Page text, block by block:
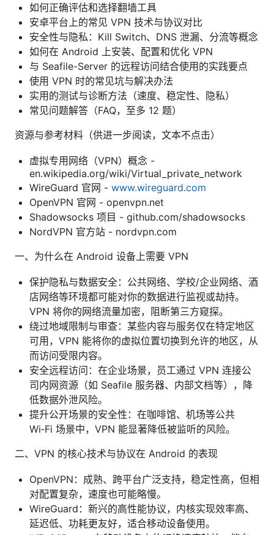
如何正确评估和选择翻墙工具
安卓平台上的常见 VPN 技术与协议对比
安全性与隐私：Kill Switch、DNS 泄漏、分流等概念
如何在 Android 上安装、配置和优化 VPN
与 Seafile-Server 的远程访问结合使用的实践要点
使用 VPN 时的常见坑与解决办法
实用的测试与诊断方法（速度、稳定性、隐私）
常见问题解答（FAQ，至多 12 题）
资源与参考材料（供进一步阅读，文本不点击）
虚拟专用网络（VPN）概念 -
en.wikipedia.org/wiki/Virtual_private_network
WireGuard 官网 - www.wireguard.com
OpenVPN 官网 - openvpn.net
Shadowsocks 项目 - github.com/shadowsocks
NordVPN 官方站 - nordvpn.com
一、为什么在 Android 设备上需要 VPN
保护隐私与数据安全：公共网络、学校/企业网络、酒
店网络等环境都可能对你的数据进行监视或劫持。
VPN 将你的网络流量加密，阻断第三方窥探。
绕过地域限制与审查：某些内容与服务仅在特定地区
可用，VPN 能将你的虚拟位置切换到允许的地区，从
而访问受限内容。
安全远程访问：在企业场景，员工通过 VPN 连接公
司内网资源（如 Seafile 服务器、内部文档等），降
低数据外泄风险。
提升公开场景的安全性：在咖啡馆、机场等公共
Wi‑Fi 场景中，VPN 能显著降低被监听的风险。
二、VPN 的核心技术与协议在 Android 的表现
OpenVPN：成熟、跨平台广泛支持，稳定性高，但相
对配置复杂，速度也可能略慢。
WireGuard：新兴的高性能协议，内核实现效率高、
延迟低、功耗更友好，适合移动设备使用。